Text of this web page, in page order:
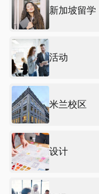
新加坡留学
活动
米兰校区
设计